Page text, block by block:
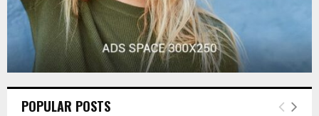
POPULAR POSTS